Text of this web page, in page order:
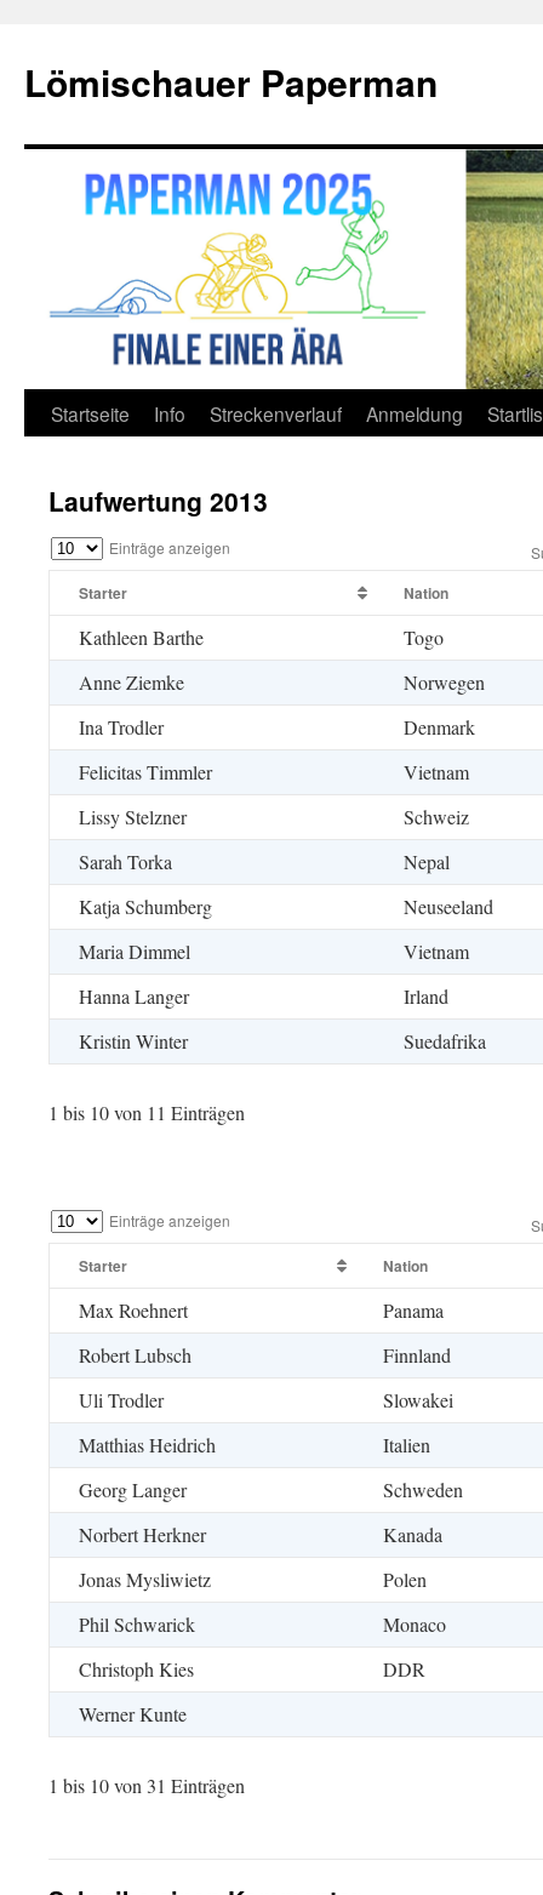
Lömischauer Paperman
Zum
springen
Startseite Info Streckenverlauf Anmeldung
Laufwertung 2013
Einträge anzeigen
Starter Nation
Kathleen Barthe
Togo
Anne Ziemke
Norwegen
Ina Trodler
Denmark
Felicitas Timmler
Vietnam
Lissy Stelzner
Schweiz
Sarah Torka
Nepal
Katja Schumberg
Neuseeland
Maria Dimmel
Vietnam
Hanna Langer
Irland
Kristin Winter
Suedafrika
1 bis 10 von 11 Einträgen
Einträge anzeigen
Starter Nation
Max Roehnert
Panama
Robert Lubsch
Finnland
Uli Trodler
Slowakei
Matthias Heidrich
Italien
Georg Langer
Schweden
Norbert Herkner
Kanada
Jonas Mysliwietz
Polen
Phil Schwarick
Monaco
Christoph Kies
DDR
Werner Kunte
1 bis 10 von 31 Einträgen